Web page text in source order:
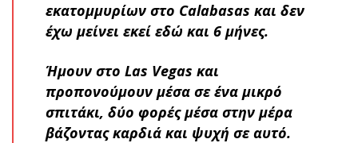
εκατομμυρίων στο Calabasas και δεν
έχω μείνει εκεί εδώ και 6 μήνες.
Ήμουν στο Las Vegas και
προπονούμουν μέσα σε ένα μικρό
σπιτάκι, δύο φορές μέσα στην μέρα
βάζοντας καρδιά και ψυχή σε αυτό.